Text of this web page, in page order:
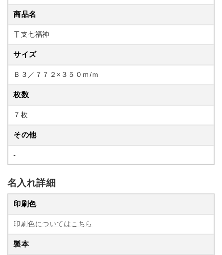
商品名
干支七福神
サイズ
Ｂ３／７７２×３５０ｍ/ｍ
枚数
７枚
その他
-
名入れ詳細
印刷色
印刷色についてはこちら
製本